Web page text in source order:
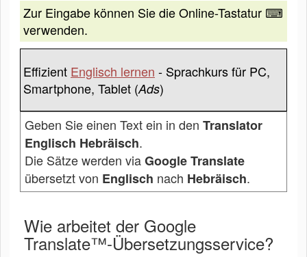
Zur Eingabe können Sie die Online-Tastatur ⌨
verwenden.
Effizient Englisch lernen - Sprachkurs für PC,
Smartphone, Tablet (Ads)
Geben Sie einen Text ein in den Translator
Englisch Hebräisch.
Die Sätze werden viaGoogle Translate
übersetzt von Englisch nach Hebräisch.
Wie arbeitet der Google
Translate™-Übersetzungsservice?